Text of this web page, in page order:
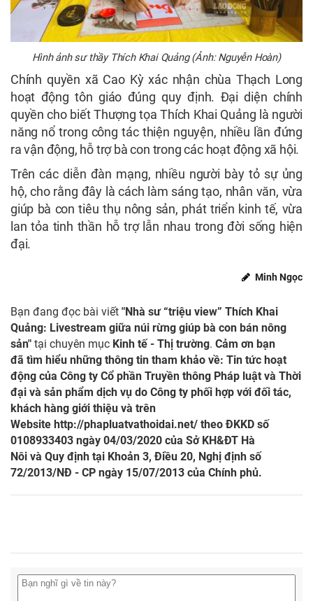
Hình ảnh sư thầy Thích Khai Quảng (Ảnh: Nguyễn Hoàn)
Chính quyền xã Cao Kỳ xác nhận chùa Thạch Long
hoạt động tôn giáo đúng quy định. Đại diện chính
quyền cho biết Thượng tọa Thích Khai Quảng là người
năng nổ trong công tác thiện nguyện, nhiều lần đứng
ra vận động, hỗ trợ bà con trong các hoạt động xã hội.
Trên các diễn đàn mạng, nhiều người bày tỏ sự ủng
hộ, cho rằng đây là cách làm sáng tạo, nhân văn, vừa
giúp bà con tiêu thụ nông sản, phát triển kinh tế, vừa
lan tỏa tinh thần hỗ trợ lẫn nhau trong đời sống hiện
đại.
Minh Ngọc
Bạn đang đọc bài viết "Nhà sư “triệu view” Thích Khai
Quảng: Livestream giữa núi rừng giúp bà con bán nông
sản" tại chuyên mục Kinh tế - Thị trường. Cảm ơn bạn
đã tìm hiểu những thông tin tham khảo về: Tin tức hoạt
động của Công ty Cổ phần Truyền thông Pháp luật và Thời
đại và sản phẩm dịch vụ do Công ty phối hợp với đối tác,
khách hàng giới thiệu và trên
Website http://phapluatvathoidai.net/ theo ĐKKD số
0108933403 ngày 04/03/2020 của Sở KH&ĐT Hà
Nôi và Quy định tại Khoản 3, Điều 20, Nghị định số
72/2013/NĐ - CP ngày 15/07/2013 của Chính phủ.